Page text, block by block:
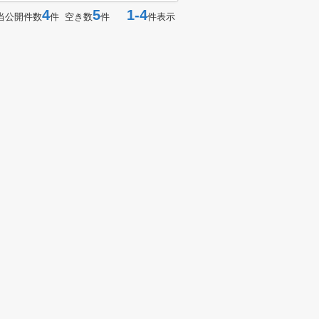
公開件数4件 空き数5件 1-4件表示